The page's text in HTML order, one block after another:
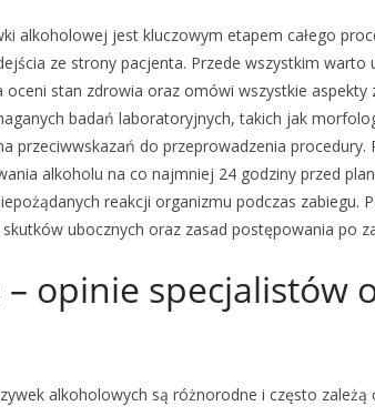
alkoholowej jest kluczowym etapem całego
ze strony pacjenta. Przede wszystkim warto
stan zdrowia oraz omówi wszystkie aspekty
badań laboratoryjnych, takich jak
przeciwwskazań do przeprowadzenia procedury.
alkoholu na co najmniej 24 godziny przed
reakcji organizmu podczas zabiegu.
ubocznych oraz zasad postępowania po
opinie specjalistów
alkoholowych są różnorodne i często zależą